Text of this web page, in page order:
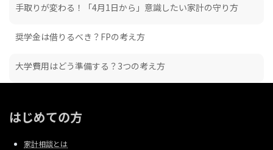
手取りが変わる！「4月1日から」意識したい家計の守り方
奨学金は借りるべき？FPの考え方
大学費用はどう準備する？3つの考え方
はじめての方
家計相談とは